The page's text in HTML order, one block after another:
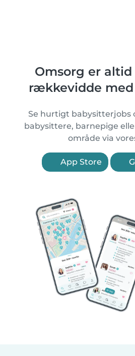
Omsorg er
rækkevidde med
Se hurtigt babysitterjobs
babysittere, barnepige
område via
App Store